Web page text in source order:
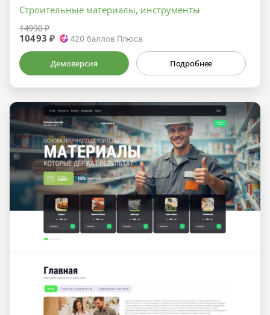
Строительные материалы, инструменты
14990 ₽
10493 ₽ 420 баллов Плюса
Демоверсия Подробнее